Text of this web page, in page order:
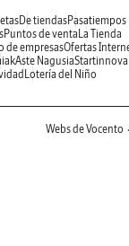
De tiendasPasatiempos
Puntos de venta La Tienda
de empresasOfertas
Aste NagusiaStartinnova
Lotería del Niño
Webs de Vocento